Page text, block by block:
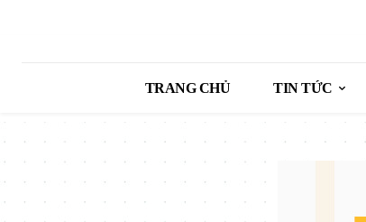
TRANG CHỦ TIN TỨC